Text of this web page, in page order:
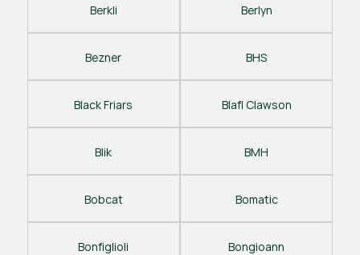
Berkli Berlyn
Bezner BHS
Black Friars Blafl Clawson
Blik BMH
Bobcat Bomatic
Bonfiglioli Bongioann